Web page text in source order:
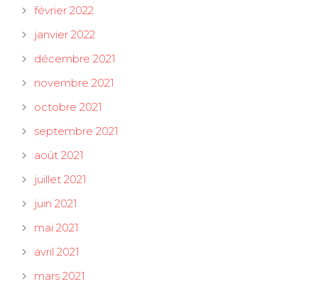
février 2022
janvier 2022
décembre 2021
novembre 2021
octobre 2021
septembre 2021
août 2021
juillet 2021
juin 2021
mai 2021
avril 2021
mars 2021